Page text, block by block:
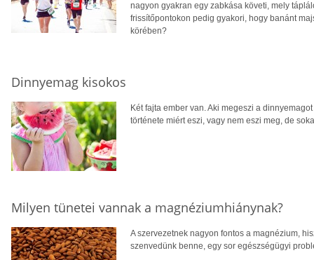
nagyon gyakran egy zabkása követi, mely
frissítőpontokon pedig gyakori, hogy banánt
körében?
Dinnyemag kisokos
Két fajta ember van. Aki megeszi a
története miért eszi, vagy nem eszi meg, de
Milyen tünetei vannak a magnéziumhiánynak?
A szervezetnek nagyon fontos a magnézium,
szenvedünk benne, egy sor egészségügyi